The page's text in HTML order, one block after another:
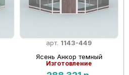
арт. 1143-449
Ясень Анкор темный
Изготовление